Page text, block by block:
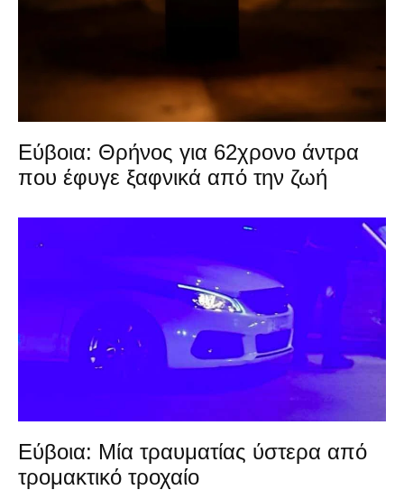
Εύβοια: Θρήνος για 62χρονο άντρα
που έφυγε ξαφνικά από την ζωή
Εύβοια: Μία τραυματίας ύστερα από
τρομακτικό τροχαίο